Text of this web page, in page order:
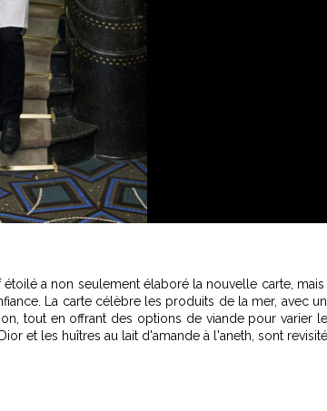
a non seulement élaboré la nouvelle carte, mais
La carte célèbre les produits de la mer, avec
tout en offrant des options de viande pour varier
et les huîtres au lait d'amande à l'aneth, sont